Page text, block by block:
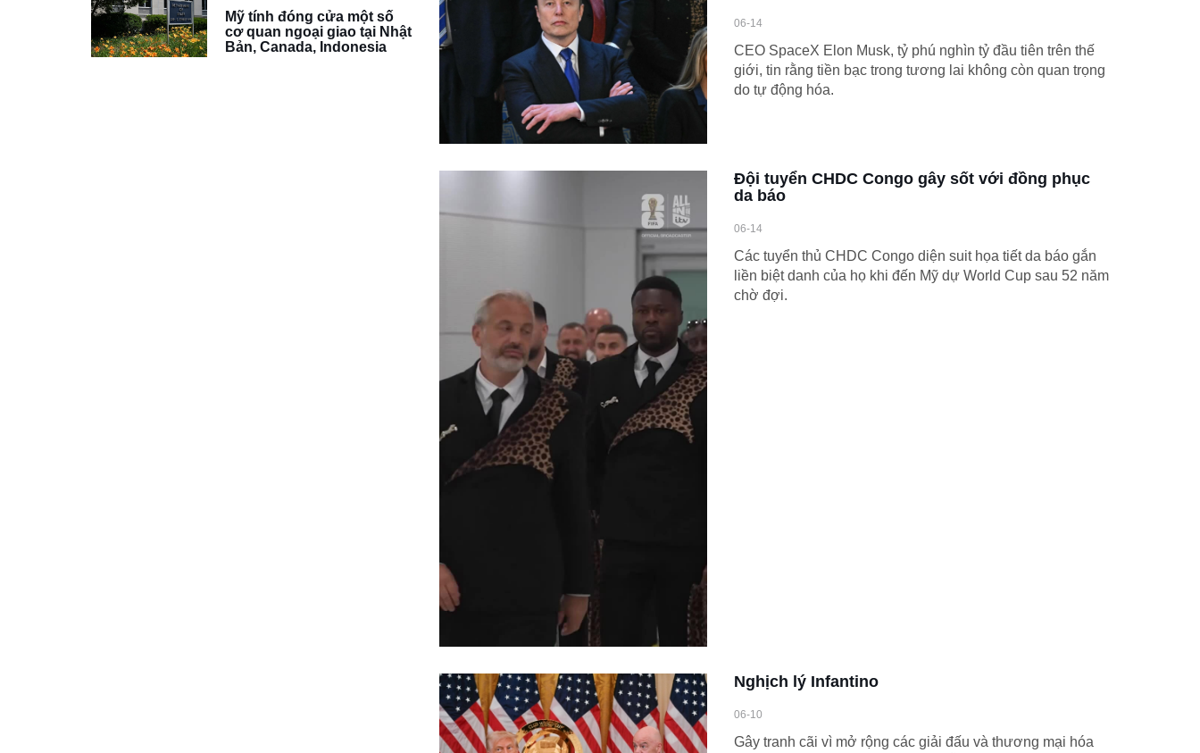
Mỹ tính đóng cửa một số
cơ quan ngoại giao tại Nhật
Bản, Canada, Indonesia
06-14
CEO SpaceX Elon Musk, tỷ phú nghìn tỷ đầu tiên trên thế
giới, tin rằng tiền bạc trong tương lai không còn quan trọng
do tự động hóa.
Đội tuyển CHDC Congo gây sốt với đồng phục
da báo
06-14
Các tuyển thủ CHDC Congo diện suit họa tiết da báo gắn
liền biệt danh của họ khi đến Mỹ dự World Cup sau 52 năm
chờ đợi.
Nghịch lý Infantino
06-10
Gây tranh cãi vì mở rộng các giải đấu và thương mại hóa